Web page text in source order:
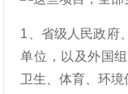
1、省级人民政府
单位，以及外国
卫生、体育、环境